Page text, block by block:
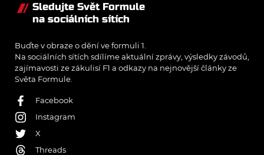
Sledujte Svět Formule
na sociálních sítích
Buďte v obraze o dění ve formuli 1.
Na sociálních sítích sdílíme aktuální zprávy, výsledky závodů,
zajímavosti ze zákulisí F1 a odkazy na nejnovější články ze
Světa Formule.
Facebook
Instagram
X
Threads